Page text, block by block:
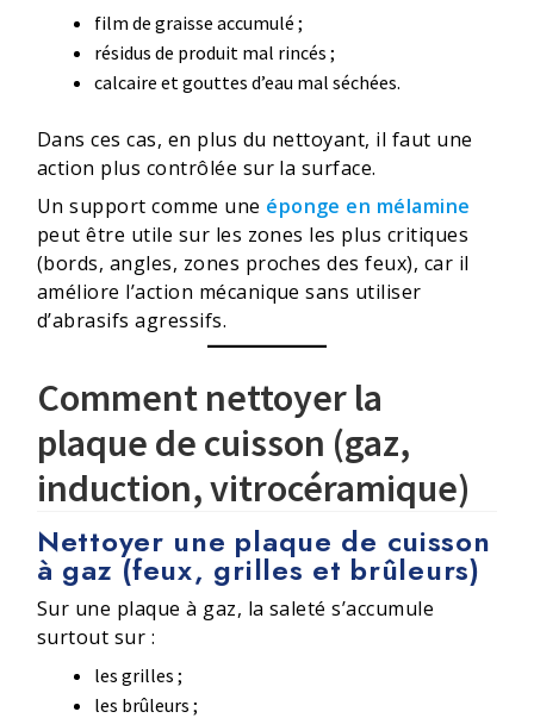
film de graisse accumulé ;
résidus de produit mal rincés ;
calcaire et gouttes d’eau mal séchées.
Dans ces cas, en plus du nettoyant, il faut une
action plus contrôlée sur la surface.
Un support comme une éponge en mélamine
peut être utile sur les zones les plus critiques
(bords, angles, zones proches des feux), car il
améliore l’action mécanique sans utiliser
d’abrasifs agressifs.
Comment nettoyer la
plaque de cuisson (gaz,
induction, vitrocéramique)
Nettoyer une plaque de cuisson
à gaz (feux, grilles et brûleurs)
Sur une plaque à gaz, la saleté s’accumule
surtout sur :
les grilles ;
les brûleurs ;